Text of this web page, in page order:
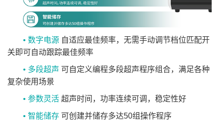
• 数字电源 自适应最佳频率，无需手动调节档位匹配开
关即可自动跟踪最佳频率
• 多段超声 可自定义编程多段超声程序组合，满足各种
复杂使用场景
• 参数灵活 超声时间，功率连续可调，稳定性好
• 智能储存 可创建并储存多达50组操作程序